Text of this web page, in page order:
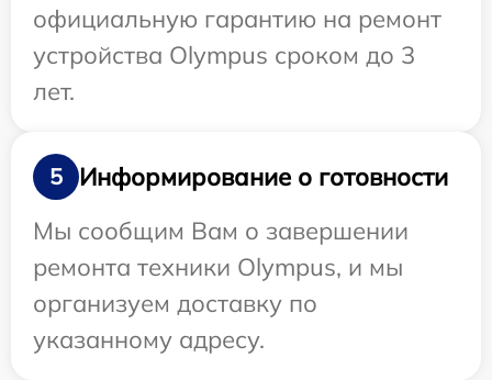
официальную гарантию на ремонт
устройства Olympus сроком до 3
лет.
5
Информирование о готовности
Мы сообщим Вам о завершении
ремонта техники Olympus, и мы
организуем доставку по
указанному адресу.